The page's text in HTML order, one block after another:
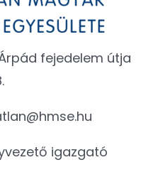
fejedelem útja
igazgató